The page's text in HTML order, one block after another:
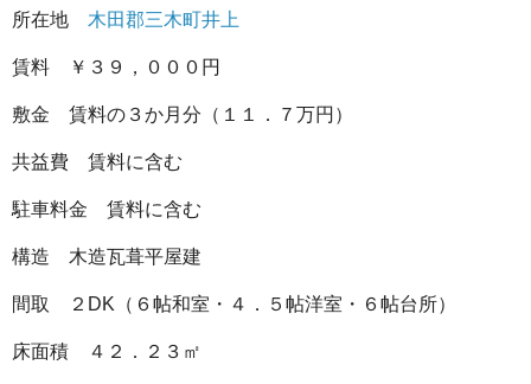
所在地 木田郡三木町井上
賃料 ￥３９，０００円
敷金 賃料の３か月分（１１．７万円）
共益費 賃料に含む
駐車料金 賃料に含む
構造 木造瓦葺平屋建
間取 ２DK（６帖和室・４．５帖洋室・６帖台所）
床面積 ４２．２３㎡